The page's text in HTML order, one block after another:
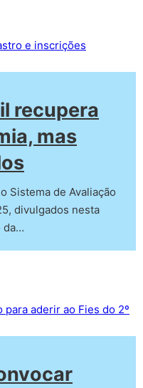
recupera
mas
Sistema de Avaliação
divulgados nesta
da…